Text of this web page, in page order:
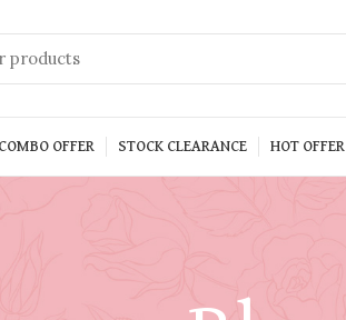
COMBO OFFER STOCK CLEARANCE HOT OFFER